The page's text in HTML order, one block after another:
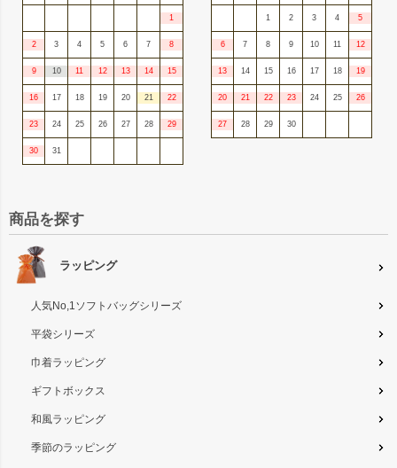
1
2 3 4 5 6 7 8
9 10 11 12 13 14 15
16 17 18 19 20 21 22
23 24 25 26 27 28 29
30 31
1 2 3 4 5
6 7 8 9 10 11 12
13 14 15 16 17 18 19
20 21 22 23 24 25 26
27 28 29 30
商品を探す
ラッピング
人気No,1ソフトバッグシリーズ
平袋シリーズ
巾着ラッピング
ギフトボックス
和風ラッピング
季節のラッピング